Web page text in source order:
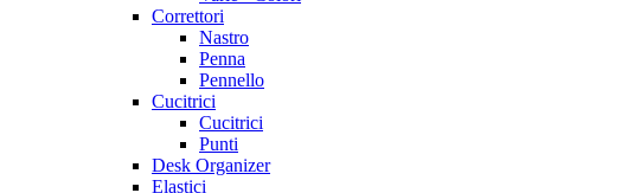
Correttori
Nastro
Penna
Pennello
Cucitrici
Cucitrici
Punti
Desk Organizer
Elastici